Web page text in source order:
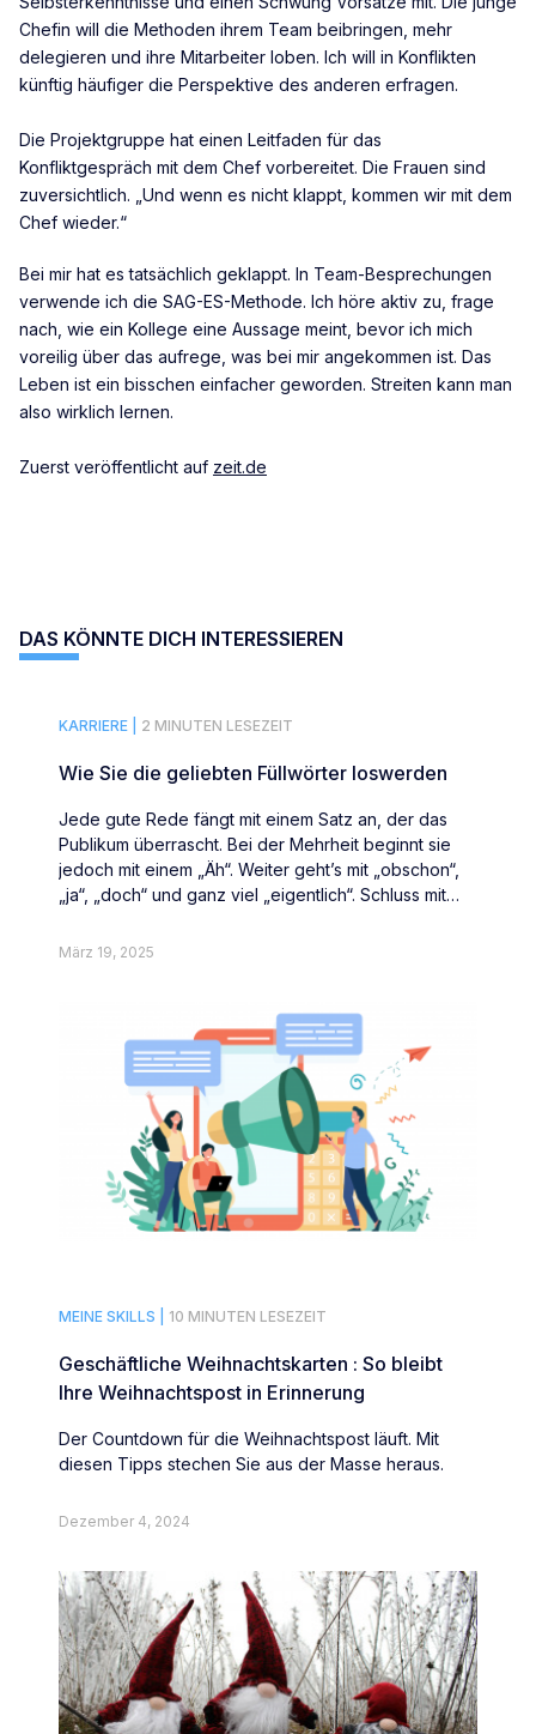
Chefin will die Methoden ihrem Team beibringen, mehr
delegieren und ihre Mitarbeiter loben. Ich will in Konflikten
künftig häufiger die Perspektive des anderen erfragen.
Die Projektgruppe hat einen Leitfaden für das
Konfliktgespräch mit dem Chef vorbereitet. Die Frauen sind
zuversichtlich. „Und wenn es nicht klappt, kommen wir mit dem
Chef wieder.“
Bei mir hat es tatsächlich geklappt. In Team-Besprechungen
verwende ich die SAG-ES-Methode. Ich höre aktiv zu, frage
nach, wie ein Kollege eine Aussage meint, bevor ich mich
voreilig über das aufrege, was bei mir angekommen ist. Das
Leben ist ein bisschen einfacher geworden. Streiten kann man
also wirklich lernen.
Zuerst veröffentlicht auf zeit.de
DAS KÖNNTE DICH INTERESSIEREN
KARRIERE | 2 MINUTEN LESEZEIT
Wie Sie die geliebten Füllwörter loswerden
Jede gute Rede fängt mit einem Satz an, der das
Publikum überrascht. Bei der Mehrheit beginnt sie
jedoch mit einem „Äh“. Weiter geht’s mit „obschon“,
„ja“, „doch“ und ganz viel „eigentlich“. Schluss mit
März 19, 2025
MEINE SKILLS | 10 MINUTEN LESEZEIT
Geschäftliche Weihnachtskarten : So bleibt
Ihre Weihnachtspost in Erinnerung
Der Countdown für die Weihnachtspost läuft. Mit
diesen Tipps stechen Sie aus der Masse heraus.
Dezember 4, 2024